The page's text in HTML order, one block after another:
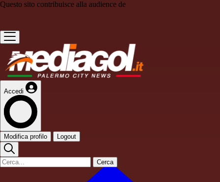
Questo sito contribuisce alla audience de
Accedi
Modifica profilo Logout
Cerca